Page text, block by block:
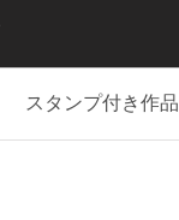
スタンプ付き作品